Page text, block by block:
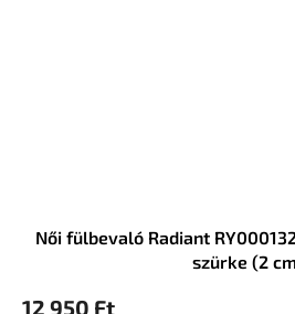
Női fülbevaló Radiant
szürke (2
12 950 Ft